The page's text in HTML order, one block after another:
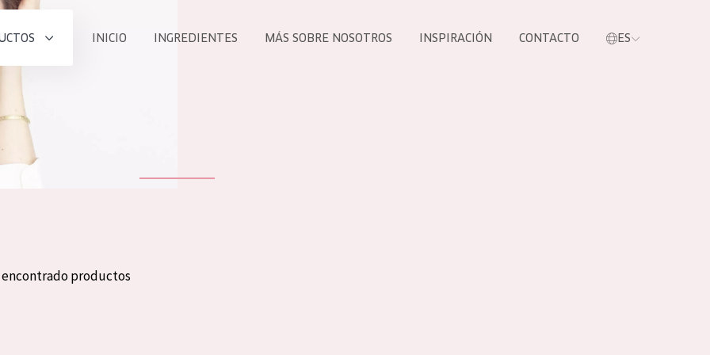
INICIO INGREDIENTES MÁS SOBRE NOSOTROS INSPIRACIÓN CONTACTO ES
encontrado productos